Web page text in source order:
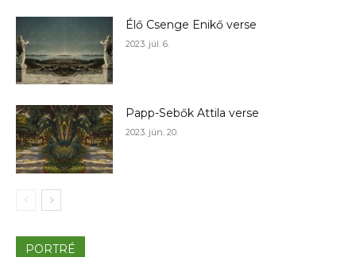
Élő Csenge Enikő verse
2023. júl. 6.
Papp-Sebők Attila verse
2023. jún. 20.
PORTRÉ